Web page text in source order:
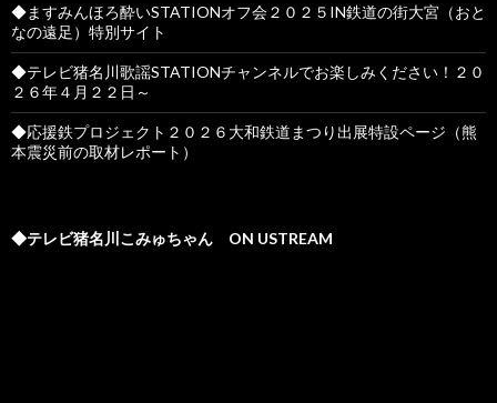
◆ますみんほろ酔いSTATIONオフ会２０２５IN鉄道の街大宮（おと
なの遠足）特別サイト
◆テレビ猪名川歌謡STATIONチャンネルでお楽しみください！２０
２６年４月２２日～
◆応援鉄プロジェクト２０２６大和鉄道まつり出展特設ページ（熊
本震災前の取材レポート）
◆テレビ猪名川こみゅちゃん ON USTREAM